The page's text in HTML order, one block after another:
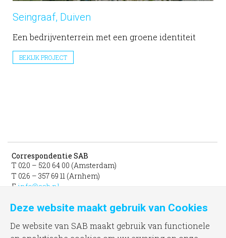
Seingraaf, Duiven
Een bedrijventerrein met een groene identiteit
BEKIJK PROJECT
Correspondentie SAB
T 020 – 520 64 00 (Amsterdam)
T 026 – 357 69 11 (Arnhem)
E info@sab.nl
Bezoekadres Amsterdam
gevestigd in het INIT
unit 331b
Deze website maakt gebruik van Cookies
De website van SAB maakt gebruik van functionele